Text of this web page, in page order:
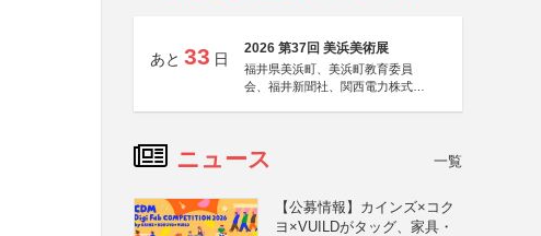
あと 33 日
2026 第37回 美浜美術展
福井県美浜町、美浜町教育委員
会、福井新聞社、関西電力株式会
ニュース 一覧
【公募情報】カインズ×コク
ヨ×VUILDがタッグ、家具・